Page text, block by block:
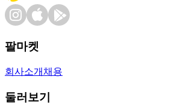
팔마켓
회사소개 채용
둘러보기